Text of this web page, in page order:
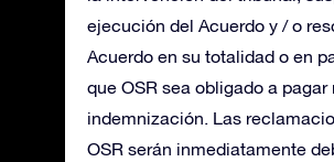
ejecución del Acuerdo y / o
Acuerdo en su totalidad o en
que OSR sea obligado a pagar
indemnización. Las
OSR serán inmediatamente